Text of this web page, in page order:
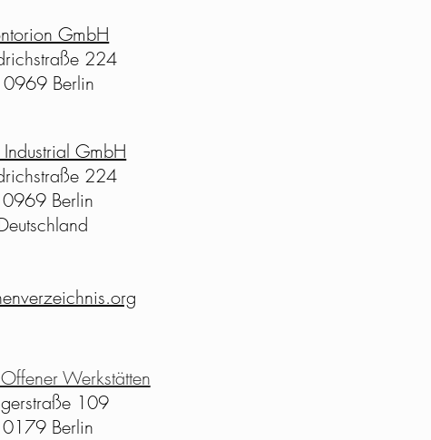
GmbH
224
Berlin
Industrial GmbH
224
Berlin
Werkstätten
109
Berlin